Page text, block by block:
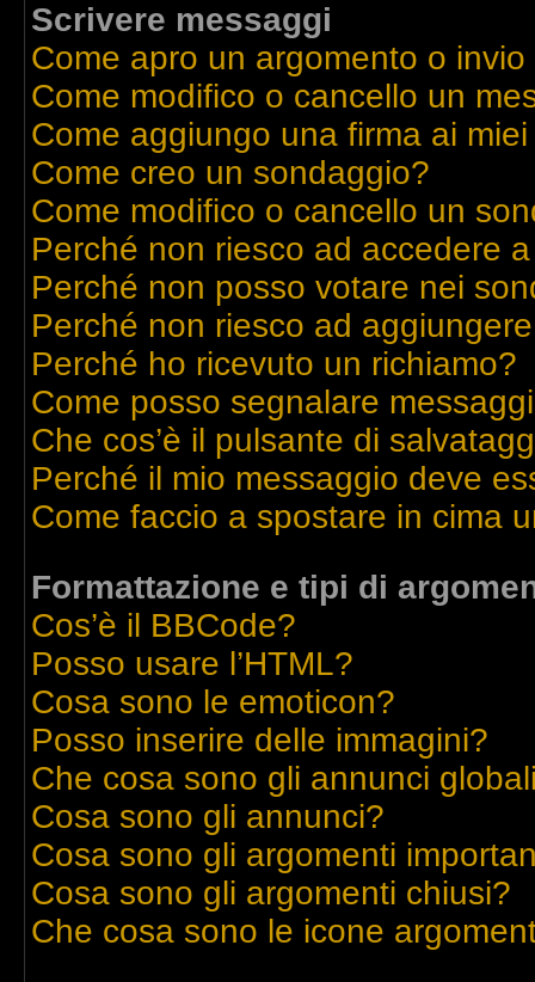
Scrivere messaggi
Come apro un argomento o
Come modifico o cancello un
Come aggiungo una firma ai
Come creo un sondaggio?
Come modifico o cancello un
Perché non riesco ad accedere
Perché non posso votare nei
Perché non riesco ad
Perché ho ricevuto un richiamo?
Come posso segnalare
Che cos’è il pulsante di
Perché il mio messaggio deve
Come faccio a spostare in cima
Formattazione e tipi di
Cos’è il BBCode?
Posso usare l’HTML?
Cosa sono le emoticon?
Posso inserire delle immagini?
Che cosa sono gli annunci
Cosa sono gli annunci?
Cosa sono gli argomenti
Cosa sono gli argomenti chiusi?
Che cosa sono le icone